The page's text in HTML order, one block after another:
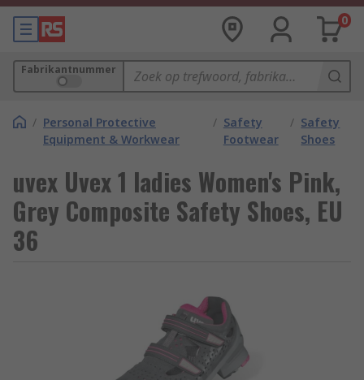
0
Fabrikantnummer
/ Personal Protective
Equipment & Workwear
/ Safety
Footwear
/ Safety
Shoes
uvex Uvex 1 ladies Women's Pink,
Grey Composite Safety Shoes, EU
36